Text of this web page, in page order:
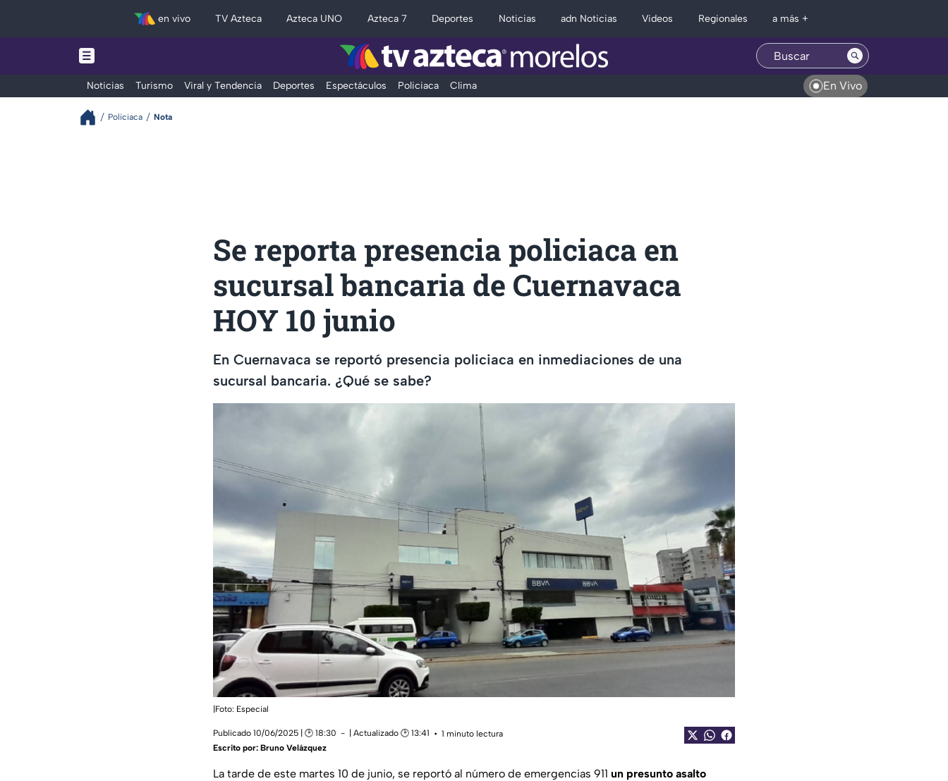
en vivo TV Azteca Azteca UNO Azteca 7 Deportes Noticias adn Noticias Videos Regionales a más +
Noticias Turismo Viral y Tendencia Deportes Espectáculos Policiaca Clima En Vivo
Policiaca Nota
Se reporta presencia policiaca en
sucursal bancaria de Cuernavaca
HOY 10 junio
En Cuernavaca se reportó presencia policiaca en inmediaciones de una
sucursal bancaria. ¿Qué se sabe?
|Foto: Especial
Publicado 10/06/2025 | 🕑 18:30 | Actualizado 🕑 13:41
1 minuto lectura
Escrito por: Bruno Velázquez
La tarde de este martes 10 de junio, se reportó al número de emergencias 911 un presunto asalto